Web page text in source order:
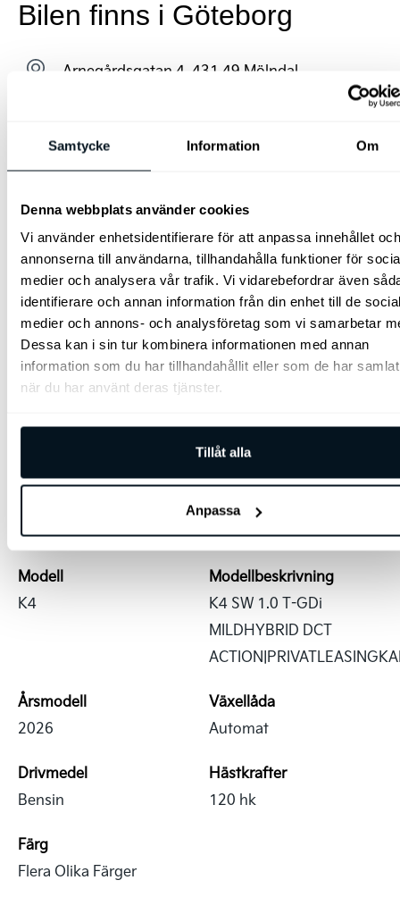
Samtycke Information Om
Denna webbplats använder cookies
Vi använder enhetsidentifierare för att anpassa innehållet och
annonserna till användarna, tillhandahålla funktioner för
medier och analysera vår trafik. Vi vidarebefordrar även
identifierare och annan information från din enhet till de
medier och annons- och analysföretag som vi samarbetar
Dessa kan i sin tur kombinera informationen med annan
information som du har tillhandahållit eller som de har
när du har använt deras tjänster.
Tillåt alla
Anpassa
Bilen finns i Göteborg
Arnegårdsgatan 4, 431 49 Mölndal
Jag vill bli kontaktad av säljare
Specifikationer
Översikt
Reg.nr
Plats
Göteborg
Kombi
Märke
Kia
Modell
K4
Modellbeskrivning
K4 SW 1.0 T-GDi
MILDHYBRID DCT
Årsmodell
2026
Växellåda
Automat
Drivmedel
Bensin
Hästkrafter
120 hk
Färg
Flera Olika Färger